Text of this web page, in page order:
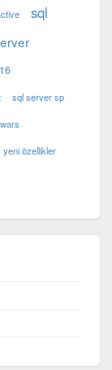
sql
sql server sp
yeni özellikler